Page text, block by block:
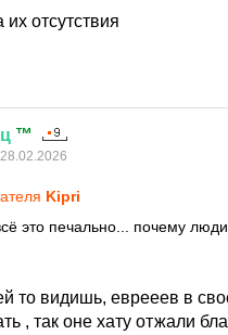
их отсутствия
™
Kipri
это печально... почему
то видишь, еврееев в
, так оне хату отжали